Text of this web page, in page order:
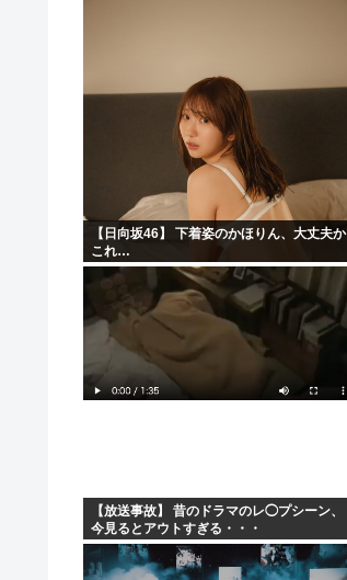
【日向坂46】 下着姿のかほりん、大丈夫か
これ…
【放送事故】 昔のドラマのレ◯プシーン、
今見るとアウトすぎる・・・